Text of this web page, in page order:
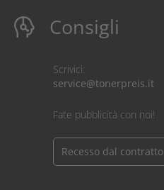
Consigli
Scrivici:
service@tonerpreis.it
Fate pubblicità con noi!
Recesso dal contratto